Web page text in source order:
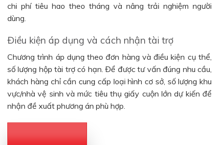
chi phí tiêu hao theo tháng và nâng trải nghiệm người
dùng.
Điều kiện áp dụng và cách nhận tài trợ
Chương trình áp dụng theo đơn hàng và điều kiện cụ thể,
số lượng hộp tài trợ có hạn. Để được tư vấn đúng nhu cầu,
khách hàng chỉ cần cung cấp loại hình cơ sở, số lượng khu
vực/nhà vệ sinh và mức tiêu thụ giấy cuộn lớn dự kiến để
nhận đề xuất phương án phù hợp.